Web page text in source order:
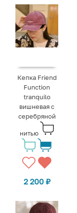
Кепка Friend
Function
tranquilo
вишневая с
серебряной
нитью
2 200 ₽